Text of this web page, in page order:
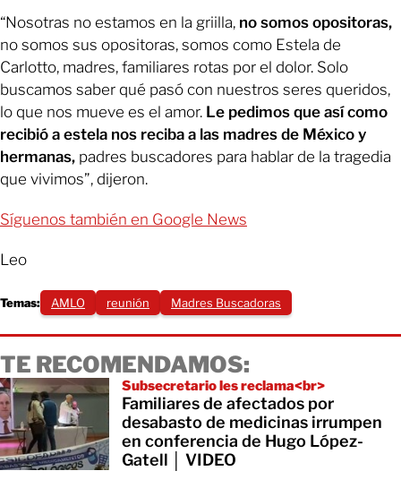
“Nosotras no estamos en la griilla, no somos opositoras,
no somos sus opositoras, somos como Estela de
Carlotto, madres, familiares rotas por el dolor. Solo
buscamos saber qué pasó con nuestros seres queridos,
lo que nos mueve es el amor. Le pedimos que así como
recibió a estela nos reciba a las madres de México y
hermanas, padres buscadores para hablar de la tragedia
que vivimos”, dijeron.
Síguenos también en Google News
Leo
Temas: AMLO reunión Madres Buscadoras
TE RECOMENDAMOS:
Subsecretario les reclama<br>
Familiares de afectados por
desabasto de medicinas irrumpen
en conferencia de Hugo López-
Gatell │ VIDEO